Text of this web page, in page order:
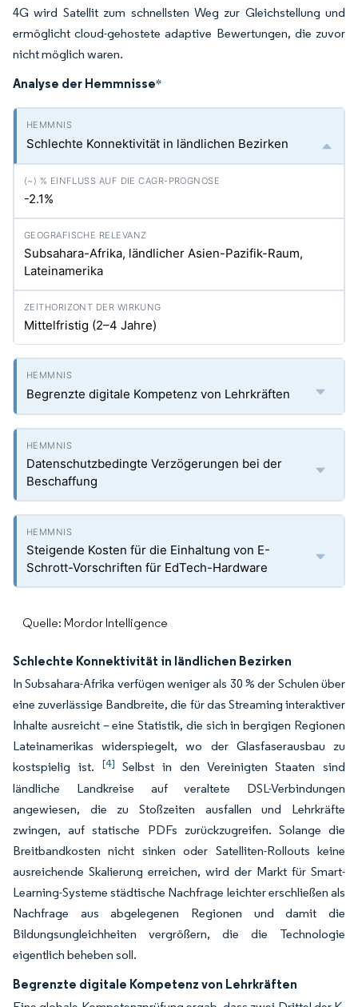
4G wird Satellit zum schnellsten Weg zur Gleichstellung und
ermöglicht cloud-gehostete adaptive Bewertungen, die zuvor
nicht möglich waren.
Analyse der Hemmnisse*
Schlechte Konnektivität in ländlichen Bezirken
-2.1%
Subsahara-Afrika, ländlicher Asien-Pazifik-Raum,
Lateinamerika
Mittelfristig (2–4 Jahre)
Begrenzte digitale Kompetenz von Lehrkräften
Datenschutzbedingte Verzögerungen bei der
Beschaffung
Steigende Kosten für die Einhaltung von E-
Schrott-Vorschriften für EdTech-Hardware
Quelle: Mordor Intelligence
Schlechte Konnektivität in ländlichen Bezirken
In Subsahara-Afrika verfügen weniger als 30 % der Schulen über
eine zuverlässige Bandbreite, die für das Streaming interaktiver
Inhalte ausreicht – eine Statistik, die sich in bergigen Regionen
Lateinamerikas widerspiegelt, wo der Glasfaserausbau zu
kostspielig ist. [4]
Selbst in den Vereinigten Staaten sind
ländliche Landkreise auf veraltete DSL-Verbindungen
angewiesen, die zu Stoßzeiten ausfallen und Lehrkräfte
zwingen, auf statische PDFs zurückzugreifen. Solange die
Breitbandkosten nicht sinken oder Satelliten-Rollouts keine
ausreichende Skalierung erreichen, wird der Markt für Smart-
Learning-Systeme städtische Nachfrage leichter erschließen als
Nachfrage aus abgelegenen Regionen und damit die
Bildungsungleichheiten vergrößern, die die Technologie
eigentlich beheben soll.
Begrenzte digitale Kompetenz von Lehrkräften